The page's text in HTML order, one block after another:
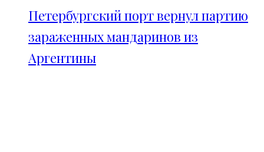
Петербургский порт вернул партию
зараженных мандаринов из
Аргентины